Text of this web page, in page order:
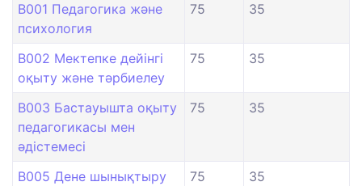
B001 Педагогика және
психология
75 35
B002 Мектепке дейінгі
оқыту және тәрбиелеу
75 35
B003 Бастауышта оқыту
педагогикасы мен
әдістемесі
75 35
B005 Дене шынықтыру
75 35